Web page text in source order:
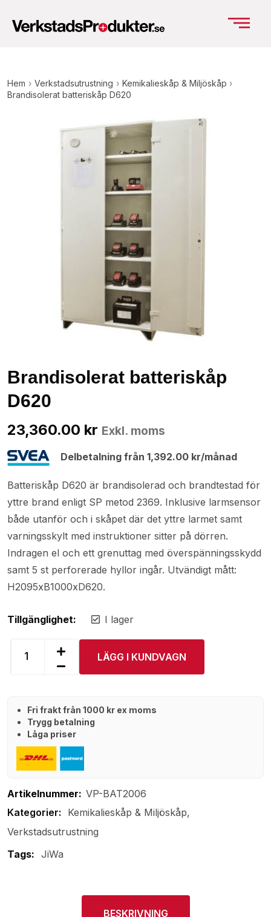
Hem › Verkstadsutrustning › Kemikalieskåp & Miljöskåp ›
Brandisolerat batteriskåp D620
Delbetalning från 1,392.00 kr/månad
23,360.00 kr Exkl. moms
Brandisolerat batteriskåp
D620
Batteriskåp D620 är brandisolerad och brandtestad för
yttre brand enligt SP metod 2369. Inklusive larmsensor
både utanför och i skåpet där det yttre larmet samt
varningsskylt med instruktioner sitter på dörren.
Indragen el och ett grenuttag med överspänningsskydd
samt 5 st perforerade hyllor ingår. Utvändigt mått:
H2095xB1000xD620.
Tillgänglighet: I lager
LÄGG I KUNDVAGN
Fri frakt från 1000 kr ex moms
Trygg betalning
Låga priser
Artikelnummer: VP-BAT2006
Kemikalieskåp & Miljöskåp
Verkstadsutrustning
Tags: JiWa
BESKRIVNING